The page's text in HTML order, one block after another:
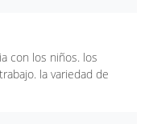
con los niños. los
la variedad de